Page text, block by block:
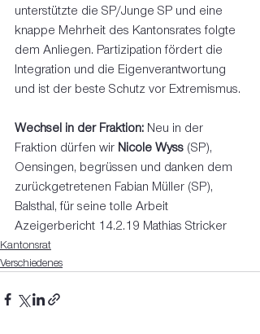
unterstützte die SP/Junge SP und eine
knappe Mehrheit des Kantonsrates folgte
dem Anliegen. Partizipation fördert die
Integration und die Eigenverantwortung
und ist der beste Schutz vor Extremismus.
Wechsel in der Fraktion: Neu in der
Fraktion dürfen wir Nicole Wyss (SP),
Oensingen, begrüssen und danken dem
zurückgetretenen Fabian Müller (SP),
Balsthal, für seine tolle Arbeit
Azeigerbericht 14.2.19 Mathias Stricker
Kantonsrat
Verschiedenes